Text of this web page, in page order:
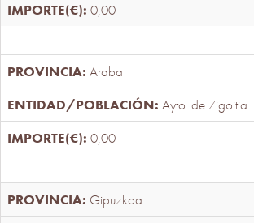
0,00
Araba
Ayto. de Zigoitia
0,00
Gipuzkoa